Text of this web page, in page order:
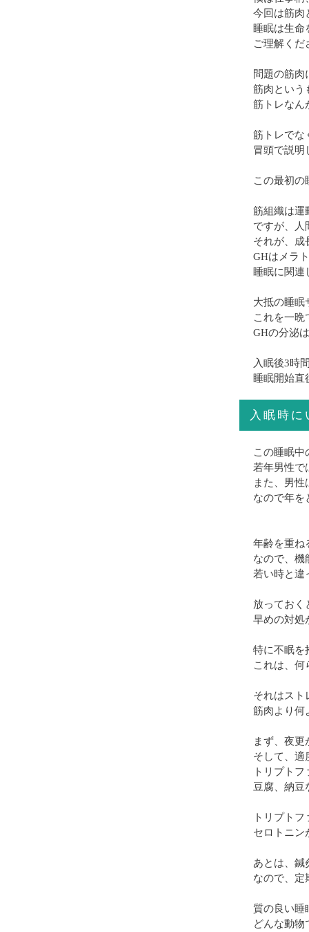
今回は筋肉
睡眠は生命
ご理解くだ
問題の筋肉
筋肉という
筋トレなん
筋トレでな
冒頭で説明
この最初の
筋組織は運
ですが、人
それが、成
GHはメラ
睡眠に関連
大抵の睡眠
これを一晩
GHの分泌
入眠後3時
睡眠開始直
入眠時
この睡眠中
若年男性で
また、男
なので年を
年齢を重ね
なので、機
若い時と違
放っておく
早めの対処
特に不眠を
これは、何
それはスト
筋肉より何
まず、夜
そして、適
トリプト
豆腐、納豆
トリプト
セロトニン
あとは、鍼
なので、定
質の良い睡
どんな動物